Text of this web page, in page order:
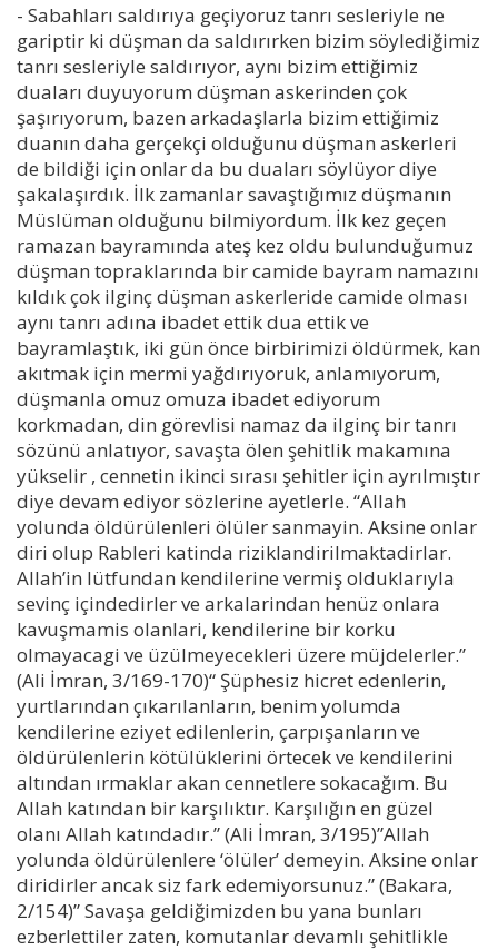
- Sabahları saldırıya geçiyoruz tanrı sesleriyle ne
gariptir ki düşman da saldırırken bizim söylediğimiz
tanrı sesleriyle saldırıyor, aynı bizim ettiğimiz
duaları duyuyorum düşman askerinden çok
şaşırıyorum, bazen arkadaşlarla bizim ettiğimiz
duanın daha gerçekçi olduğunu düşman askerleri
de bildiği için onlar da bu duaları söylüyor diye
şakalaşırdık. İlk zamanlar savaştığımız düşmanın
Müslüman olduğunu bilmiyordum. İlk kez geçen
ramazan bayramında ateş kez oldu bulunduğumuz
düşman topraklarında bir camide bayram namazını
kıldık çok ilginç düşman askerleride camide olması
aynı tanrı adına ibadet ettik dua ettik ve
bayramlaştık, iki gün önce birbirimizi öldürmek, kan
akıtmak için mermi yağdırıyoruk, anlamıyorum,
düşmanla omuz omuza ibadet ediyorum
korkmadan, din görevlisi namaz da ilginç bir tanrı
sözünü anlatıyor, savaşta ölen şehitlik makamına
yükselir , cennetin ikinci sırası şehitler için ayrılmıştır
diye devam ediyor sözlerine ayetlerle. “Allah
yolunda öldürülenleri ölüler sanmayin. Aksine onlar
diri olup Rableri katinda riziklandirilmaktadirlar.
Allah’in lütfundan kendilerine vermiş olduklarıyla
sevinç içindedirler ve arkalarindan henüz onlara
kavuşmamis olanlari, kendilerine bir korku
olmayacagi ve üzülmeyecekleri üzere müjdelerler.”
(Ali İmran, 3/169-170)“ Şüphesiz hicret edenlerin,
yurtlarından çıkarılanların, benim yolumda
kendilerine eziyet edilenlerin, çarpışanların ve
öldürülenlerin kötülüklerini örtecek ve kendilerini
altından ırmaklar akan cennetlere sokacağım. Bu
Allah katından bir karşılıktır. Karşılığın en güzel
olanı Allah katındadır.” (Ali İmran, 3/195)”Allah
yolunda öldürülenlere ‘ölüler’ demeyin. Aksine onlar
diridirler ancak siz fark edemiyorsunuz.” (Bakara,
2/154)” Savaşa geldiğimizden bu yana bunları
ezberlettiler zaten, komutanlar devamlı şehitlikle